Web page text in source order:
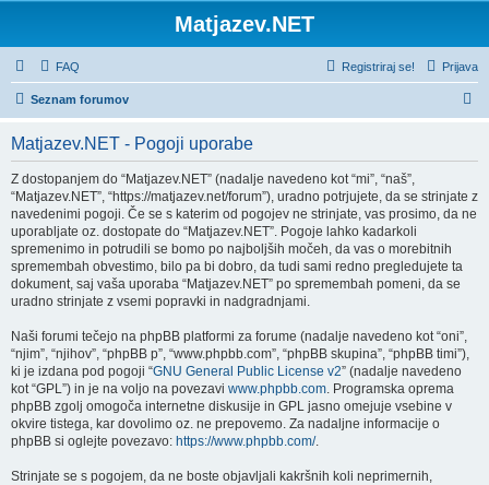
Matjazev.NET
FAQ Prijava
Registriraj se!
Seznam forumov
n
Matjazev.NET - Pogoji uporabe
Z dostopanjem do “Matjazev.NET” (nadalje navedeno kot “mi”, “naš”,
“Matjazev.NET”, “https://matjazev.net/forum”), uradno potrjujete, da se strinjate z
navedenimi pogoji. Če se s katerim od pogojev ne strinjate, vas prosimo, da ne
uporabljate oz. dostopate do “Matjazev.NET”. Pogoje lahko kadarkoli
spremenimo in potrudili se bomo po najboljših močeh, da vas o morebitnih
spremembah obvestimo, bilo pa bi dobro, da tudi sami redno pregledujete ta
dokument, saj vaša uporaba “Matjazev.NET” po spremembah pomeni, da se
uradno strinjate z vsemi popravki in nadgradnjami.
Naši forumi tečejo na phpBB platformi za forume (nadalje navedeno kot “oni”,
“njim”, “njihov”, “phpBB p”, “www.phpbb.com”, “phpBB skupina”, “phpBB timi”),
ki je izdana pod pogoji “GNU General Public License v2” (nadalje navedeno
kot “GPL”) in je na voljo na povezavi www.phpbb.com. Programska oprema
phpBB zgolj omogoča internetne diskusije in GPL jasno omejuje vsebine v
okvire tistega, kar dovolimo oz. ne prepovemo. Za nadaljne informacije o
phpBB si oglejte povezavo: https://www.phpbb.com/.
Strinjate se s pogojem, da ne boste objavljali kakršnih koli neprimernih,